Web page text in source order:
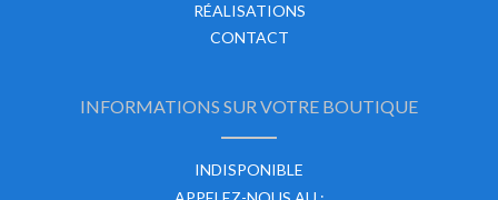
RÉALISATIONS
CONTACT
INFORMATIONS SUR VOTRE BOUTIQUE
INDISPONIBLE